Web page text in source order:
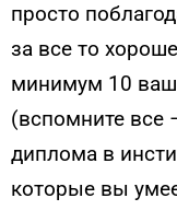
просто
за все то
минимум 10
(вспомните все
диплома в
которые вы